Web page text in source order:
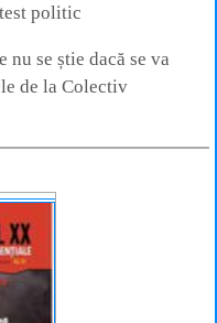
politic
se știe dacă se va
de la Colectiv